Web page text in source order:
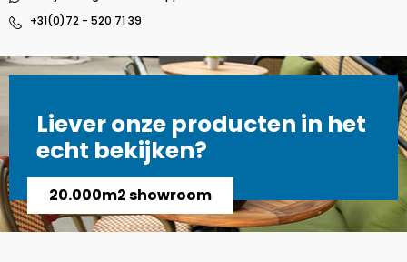
+31(0)72 - 520 71 39
Liever onze producten in het
echt bekijken?
20.000m2 showroom